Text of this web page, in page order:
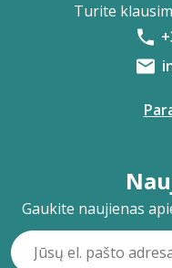
Turite
Gaukite naujienas